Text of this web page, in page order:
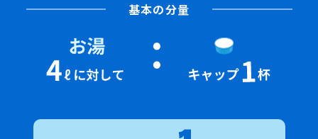
基本の分量